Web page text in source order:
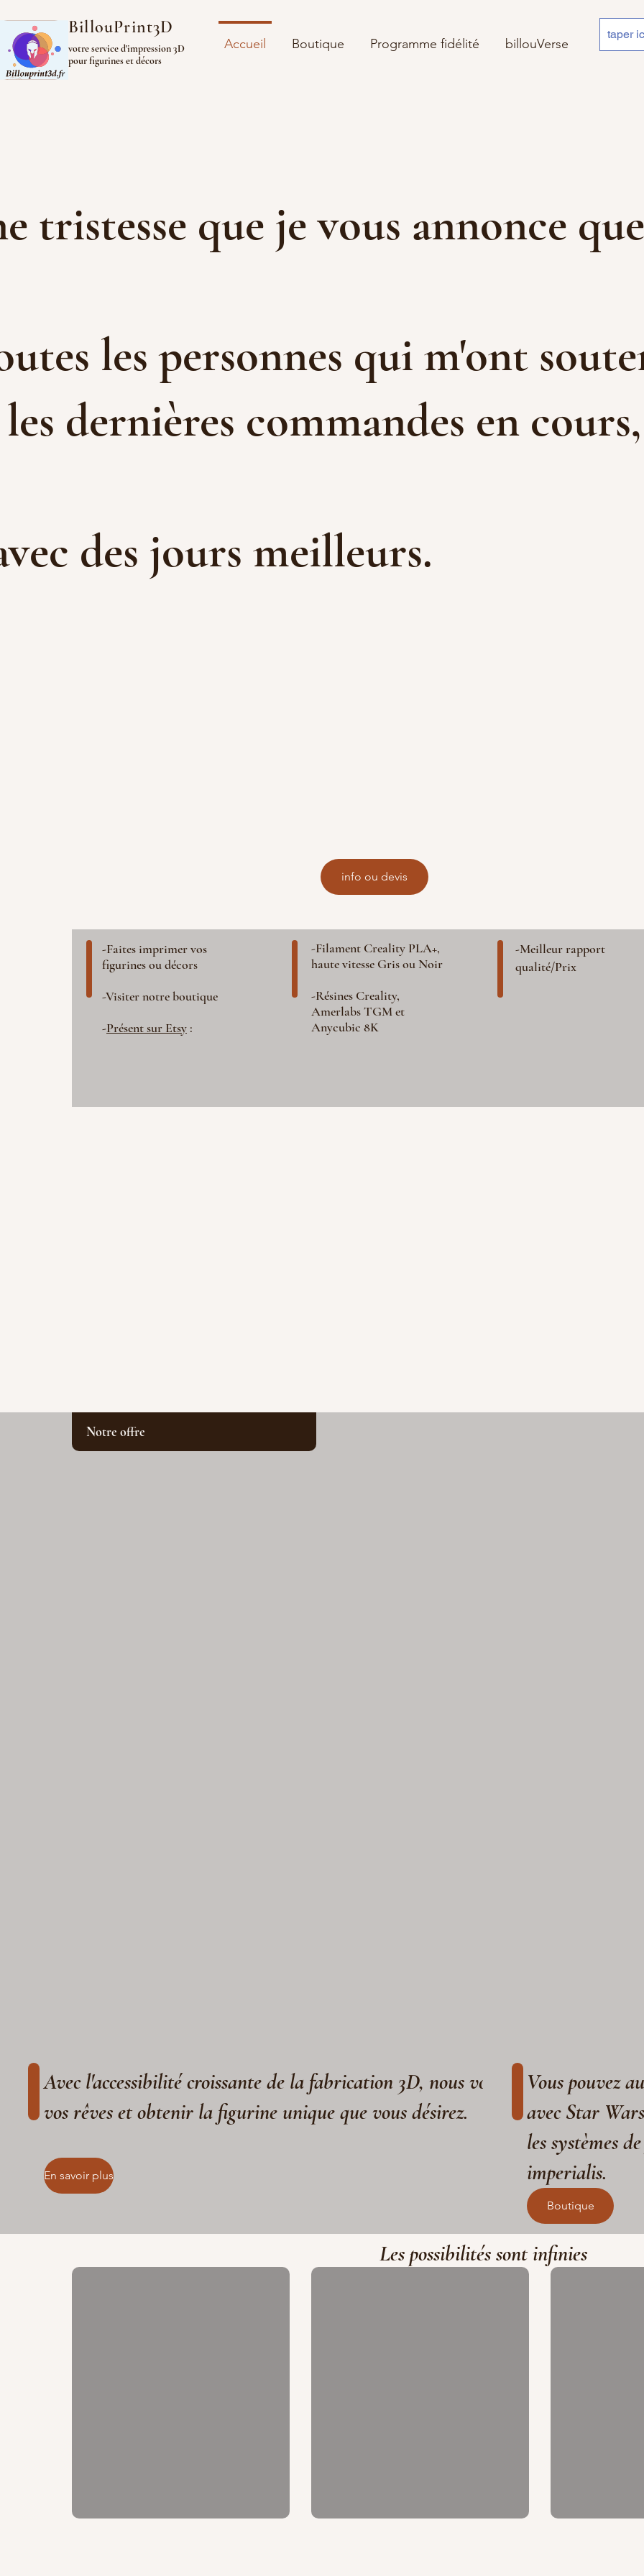
BillouPrint3D
votre service d'impression 3D
pour figurines et décors
Accueil Boutique Programme fidélité billouVerse
info ou devis
-Faites imprimer vos
figurines ou décors
-Visiter notre boutique
-Présent sur Etsy :
-Filament Creality PLA+,
haute vitesse Gris ou Noir
-Résines Creality,
Amerlabs TGM et
Anycubic 8K
-Meilleur rapport
qualité/Prix
Notre offre
Avec l'accessibilité croissante de la fabrication 3D, nous vous aidons à réaliser
vos rêves et obtenir la figurine unique que vous désirez.
En savoir plus
Vous pouvez
avec Star
les systèmes
imperialis.
Boutique
Les possibilités sont infinies
tristesse que je vous annonce
les personnes qui m'ont
dernières commandes en
des jours meilleurs.